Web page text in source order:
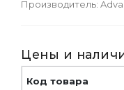
Производитель:
Цены и